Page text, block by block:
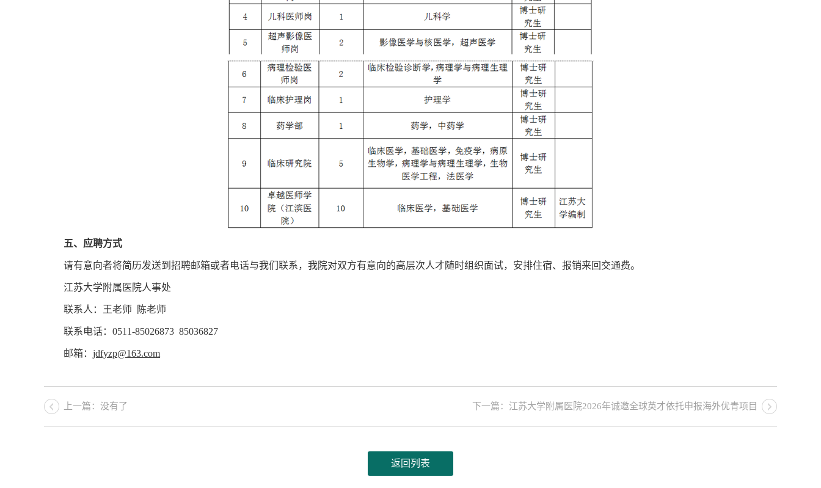
五、应聘方式
请有意向者将简历发送到招聘邮箱或者电话与我们联系，我院对双方有意向的高层次人才随时组织面试，安排住宿、报销来回交通费。
江苏大学附属医院人事处
联系人：王老师 陈老师
联系电话：0511-85026873 85036827
邮箱： jdfyzp@163.com
上一篇：没有了 下一篇：江苏大学附属医院2026年诚邀全球英才依托申报海外优青项目
返回列表